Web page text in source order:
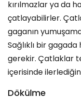
kırılmazlar ya da
çatlayabilirler.
gaganın
Sağlıklı bir
gerekir. Çatlaklar
içerisinde
Dökülme